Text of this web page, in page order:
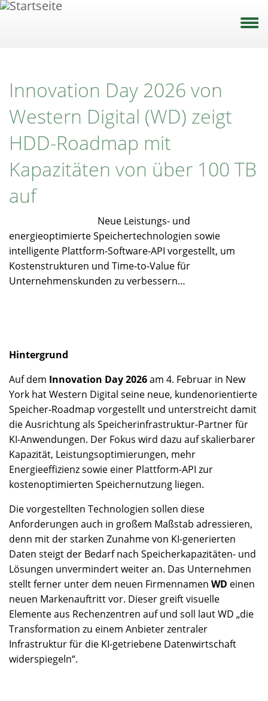
Direkt
Innovation Day 2026 von
Western Digital (WD) zeigt
HDD-Roadmap mit
Kapazitäten von über 100 TB
auf
Neue Leistungs- und
energieoptimierte Speichertechnologien sowie
intelligente Plattform-Software-API vorgestellt, um
Kostenstrukturen und Time-to-Value für
Unternehmenskunden zu verbessern…
Hintergrund
Auf dem Innovation Day 2026am 4. Februar in New
York hat Western Digital seine neue, kundenorientierte
Speicher-Roadmap vorgestellt und unterstreicht damit
die Ausrichtung als Speicherinfrastruktur-Partner für
KI-Anwendungen. Der Fokus wird dazu auf skalierbarer
Kapazität, Leistungsoptimierungen, mehr
Energieeffizienz sowie einer Plattform-API zur
kostenoptimierten Speichernutzung liegen.
Die vorgestellten Technologien sollen diese
Anforderungen auch in großem Maßstab adressieren,
denn mit der starken Zunahme von KI-generierten
Daten steigt der Bedarf nach Speicherkapazitäten- und
Lösungen unvermindert weiter an. Das Unternehmen
stellt ferner unter dem neuen Firmennamen WD einen
neuen Markenauftritt vor. Dieser greift visuelle
Elemente aus Rechenzentren auf und soll laut WD „die
Transformation zu einem Anbieter zentraler
Infrastruktur für die KI-getriebene Datenwirtschaft
widerspiegeln“.